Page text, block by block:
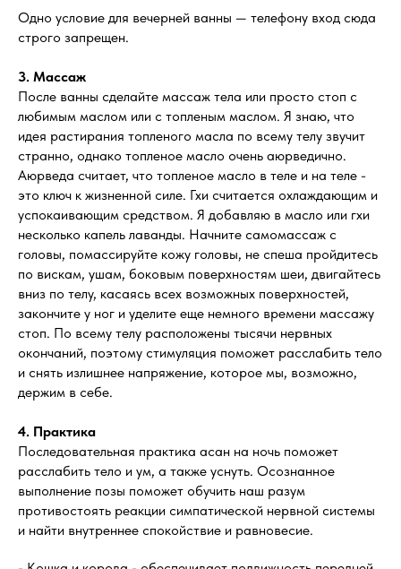
Одно условие для вечерней ванны — телефону вход сюда
строго запрещен.
3. Массаж
После ванны сделайте массаж тела или просто стоп с
любимым маслом или с топленым маслом. Я знаю, что
идея растирания топленого масла по всему телу звучит
странно, однако топленое масло очень аюрведично.
Аюрведа считает, что топленое масло в теле и на теле -
это ключ к жизненной силе. Гхи считается охлаждающим и
успокаивающим средством. Я добавляю в масло или гхи
несколько капель лаванды. Начните самомассаж с
головы, помассируйте кожу головы, не спеша пройдитесь
по вискам, ушам, боковым поверхностям шеи, двигайтесь
вниз по телу, касаясь всех возможных поверхностей,
закончите у ног и уделите еще немного времени массажу
стоп. По всему телу расположены тысячи нервных
окончаний, поэтому стимуляция поможет расслабить тело
и снять излишнее напряжение, которое мы, возможно,
держим в себе.
4. Практика
Последовательная практика асан на ночь поможет
расслабить тело и ум, а также уснуть. Осознанное
выполнение позы поможет обучить наш разум
противостоять реакции симпатической нервной системы
и найти внутреннее спокойствие и равновесие.